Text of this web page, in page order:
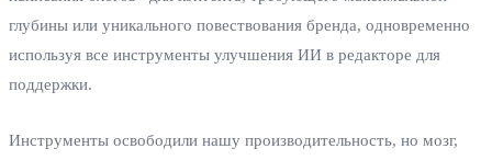
глубины или уникального повествования бренда, одновременно
используя все инструменты улучшения ИИ в редакторе для
поддержки.
Инструменты освободили нашу производительность, но мозг,